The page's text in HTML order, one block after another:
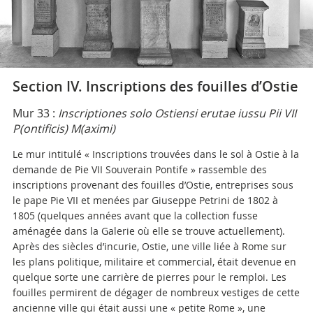
Section IV. Inscriptions des fouilles d’Ostie
Mur 33 : Inscriptiones solo Ostiensi erutae iussu Pii VII
P(ontificis) M(aximi)
Le mur intitulé « Inscriptions trouvées dans le sol à Ostie à la
demande de Pie VII Souverain Pontife » rassemble des
inscriptions provenant des fouilles d’Ostie, entreprises sous
le pape Pie VII et menées par Giuseppe Petrini de 1802 à
1805 (quelques années avant que la collection fusse
aménagée dans la Galerie où elle se trouve actuellement).
Après des siècles d’incurie, Ostie, une ville liée à Rome sur
les plans politique, militaire et commercial, était devenue en
quelque sorte une carrière de pierres pour le remploi. Les
fouilles permirent de dégager de nombreux vestiges de cette
ancienne ville qui était aussi une « petite Rome », une